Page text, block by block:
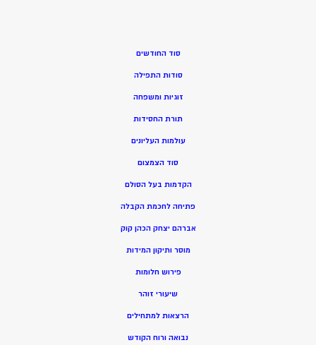
סוד החודשים
סודות התפילה
זוגיות ומשפחה
תורת החסידות
עולמות העליונים
סוד הצמצום
הקדמות בעל הסולם
פתיחה לחכמת הקבלה
אברהם יצחק הכהן קוק
מוסר ותיקון המידות
פירוש חלומות
שיעורי זוהר
הרצאות למתחילים
נבואה ורוח הקודש